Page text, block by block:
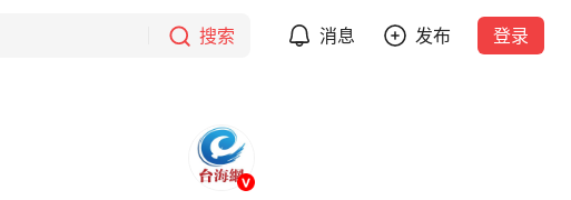
搜索 消息 发布 登录